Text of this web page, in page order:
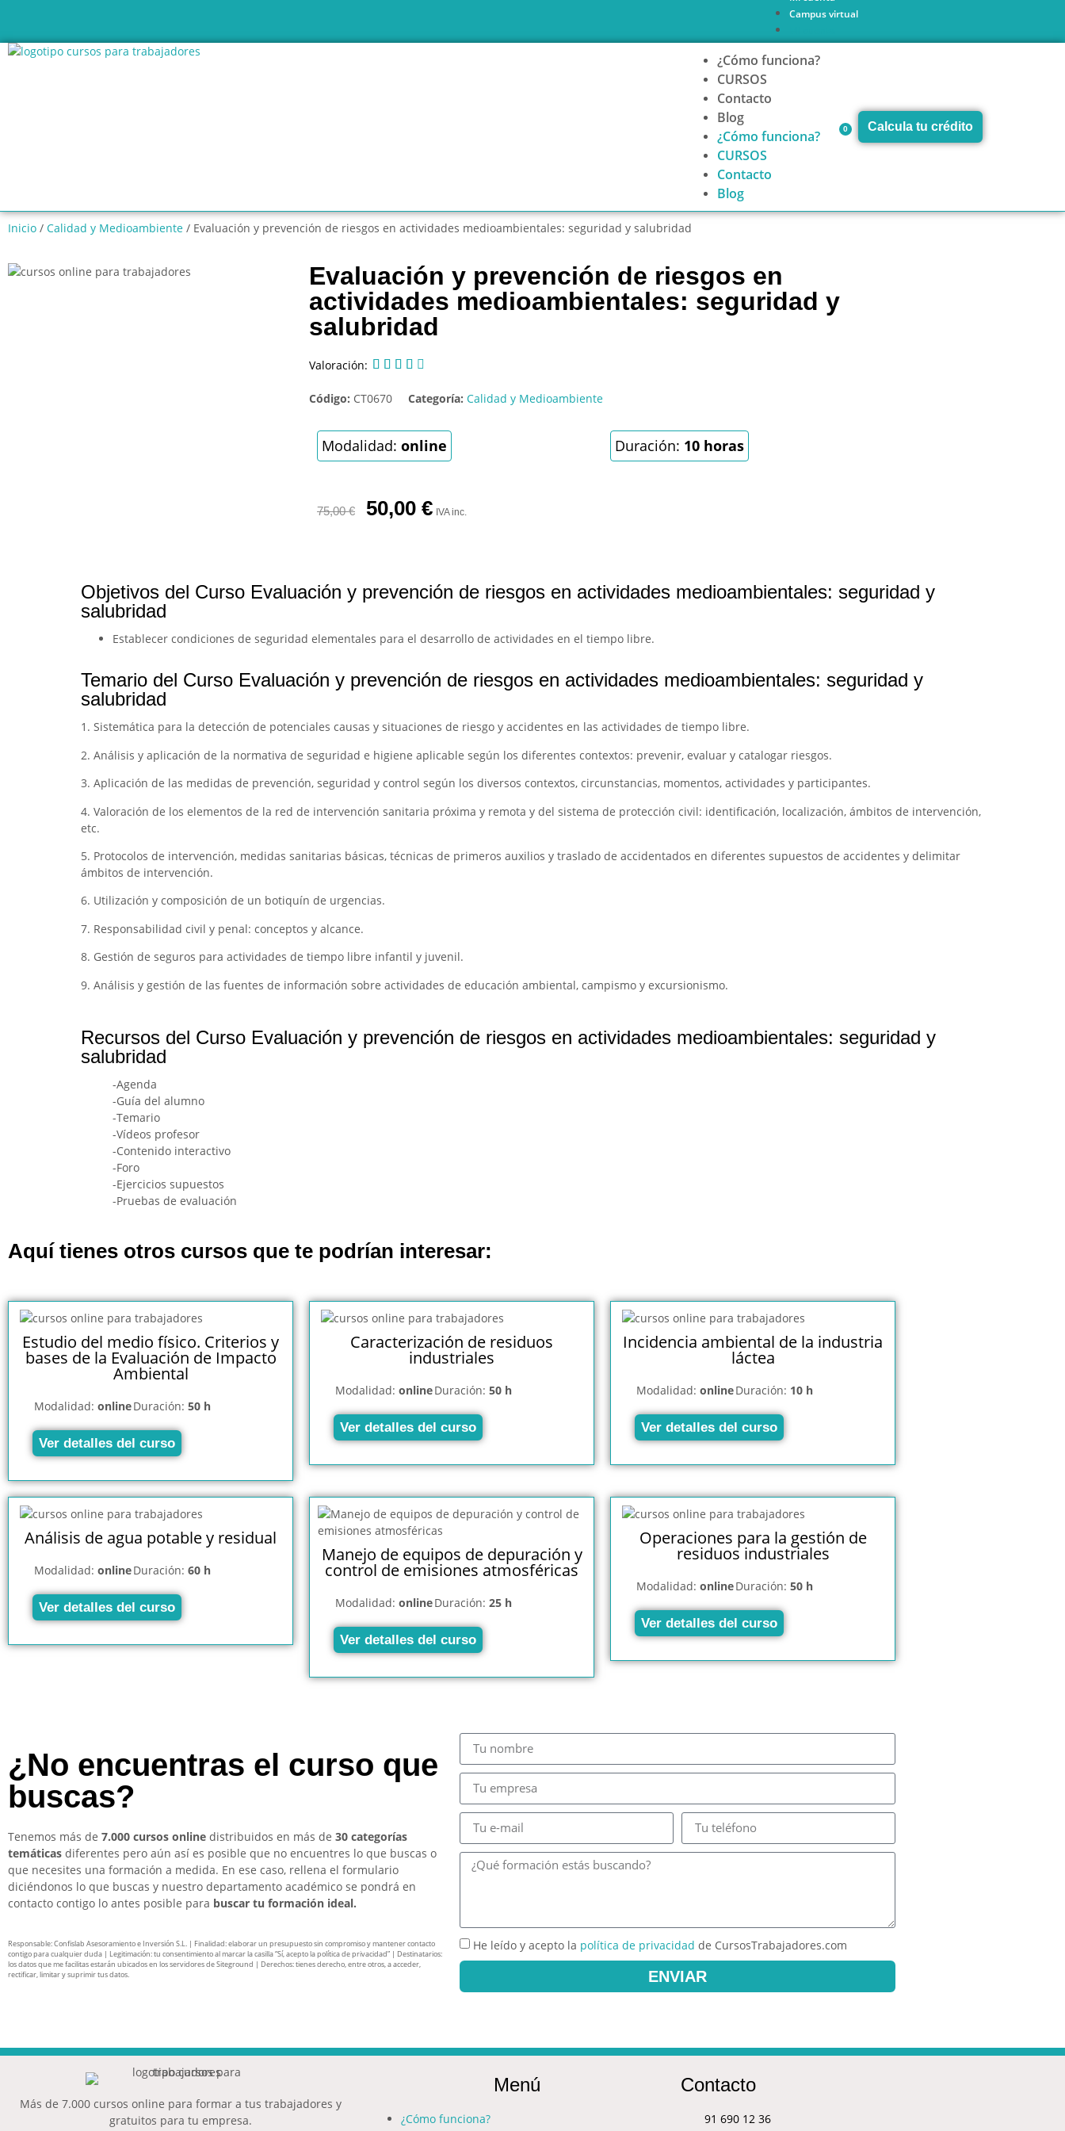
Campus virtual
Campus virtual
¿Cómo funciona?
CURSOS
Contacto
Blog
¿Cómo funciona?
CURSOS
Contacto
Blog
0 Calcula tu crédito
Inicio / Calidad y Medioambiente / Evaluación y prevención de riesgos en actividades medioambientales: seguridad y salubridad
Evaluación y prevención de riesgos en
actividades medioambientales: seguridad y
salubridad
Valoración:     
Código: CT0670 Categoría: Calidad y Medioambiente
Modalidad: online Duración: 10 horas
75,00€ 50,00 € IVA inc.
Objetivos del Curso Evaluación y prevención de riesgos en actividades medioambientales: seguridad y
salubridad
Establecer condiciones de seguridad elementales para el desarrollo de actividades en el tiempo libre.
Temario del Curso Evaluación y prevención de riesgos en actividades medioambientales: seguridad y
salubridad
1. Sistemática para la detección de potenciales causas y situaciones de riesgo y accidentes en las actividades de tiempo libre.
2. Análisis y aplicación de la normativa de seguridad e higiene aplicable según los diferentes contextos: prevenir, evaluar y catalogar riesgos.
3. Aplicación de las medidas de prevención, seguridad y control según los diversos contextos, circunstancias, momentos, actividades y participantes.
4. Valoración de los elementos de la red de intervención sanitaria próxima y remota y del sistema de protección civil: identificación, localización, ámbitos de intervención,
etc.
5. Protocolos de intervención, medidas sanitarias básicas, técnicas de primeros auxilios y traslado de accidentados en diferentes supuestos de accidentes y delimitar
ámbitos de intervención.
6. Utilización y composición de un botiquín de urgencias.
7. Responsabilidad civil y penal: conceptos y alcance.
8. Gestión de seguros para actividades de tiempo libre infantil y juvenil.
9. Análisis y gestión de las fuentes de información sobre actividades de educación ambiental, campismo y excursionismo.
Recursos del Curso Evaluación y prevención de riesgos en actividades medioambientales: seguridad y
salubridad
-Agenda
-Guía del alumno
-Temario
-Vídeos profesor
-Contenido interactivo
-Foro
-Ejercicios supuestos
-Pruebas de evaluación
Aquí tienes otros cursos que te podrían interesar:
Estudio del medio físico. Criterios y
bases de la Evaluación de Impacto
Ambiental
Modalidad: onlineDuración: 50 h
Ver detalles del curso
Caracterización de residuos
industriales
Modalidad: onlineDuración: 50 h
Ver detalles del curso
Incidencia ambiental de la industria
láctea
Modalidad: onlineDuración: 10 h
Ver detalles del curso
Análisis de agua potable y residual
Modalidad: onlineDuración: 60 h
Ver detalles del curso
Manejo de equipos de depuración y
control de emisiones atmosféricas
Modalidad: onlineDuración: 25 h
Ver detalles del curso
Operaciones para la gestión de
residuos industriales
Modalidad: onlineDuración: 50 h
Ver detalles del curso
¿No encuentras el curso que
buscas?
Tenemos más de 7.000 cursos online distribuidos en más de 30 categorías
temáticas diferentes pero aún así es posible que no encuentres lo que buscas o
que necesites una formación a medida. En ese caso, rellena el formulario
diciéndonos lo que buscas y nuestro departamento académico se pondrá en
contacto contigo lo antes posible para buscar tu formación ideal.
Responsable: Confislab Asesoramiento e Inversión S.L. | Finalidad: elaborar un presupuesto sin compromiso y mantener contacto
contigo para cualquier duda | Legitimación: tu consentimiento al marcar la casilla “Sí, acepto la política de privacidad” | Destinatarios:
los datos que me facilitas estarán ubicados en los servidores de Siteground | Derechos: tienes derecho, entre otros, a acceder,
rectificar, limitar y suprimir tus datos.
He leído y acepto la política de privacidad de CursosTrabajadores.com
ENVIAR
Más de 7.000 cursos online para formar a tus trabajadores y
gratuitos para tu empresa.
Menú
¿Cómo funciona?
Contacto
91 690 12 36